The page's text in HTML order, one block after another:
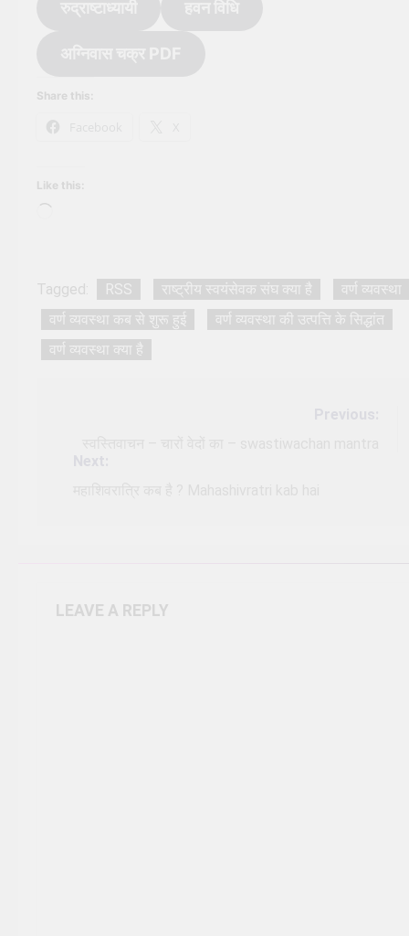
Share this:
Like this:
Tagged: RSS राष्ट्रीय स्वयंसेवक संघ क्या है
वर्ण व्यवस्था
वर्ण व्यवस्था कब से शुरू हुई
वर्ण व्यवस्था की उत्पत्ति के सिद्धांत
वर्ण व्यवस्था क्या है
LEAVE A REPLY